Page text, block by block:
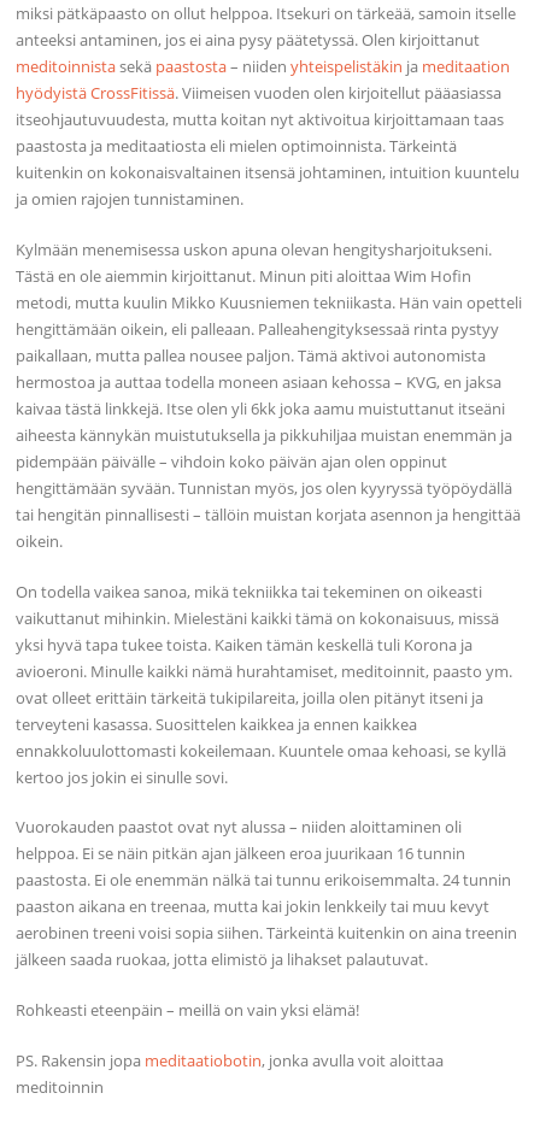
miksi pätkäpaasto on ollut helppoa. Itsekuri on tärkeää, samoin itselle
anteeksi antaminen, jos ei aina pysy päätetyssä. Olen kirjoittanut
meditoinnistasekä paastosta– niidenyhteispelistäkin ja meditaation
hyödyistä CrossFitissä. Viimeisen vuoden olen kirjoitellut pääasiassa
itseohjautuvuudesta, mutta koitan nyt aktivoitua kirjoittamaan taas
paastosta ja meditaatiosta eli mielen optimoinnista. Tärkeintä
kuitenkin on kokonaisvaltainen itsensä johtaminen, intuition kuuntelu
ja omien rajojen tunnistaminen.
Kylmään menemisessa uskon apuna olevan hengitysharjoitukseni.
Tästä en ole aiemmin kirjoittanut. Minun piti aloittaa Wim Hofin
metodi, mutta kuulin Mikko Kuusniemen tekniikasta. Hän vain opetteli
hengittämään oikein, eli palleaan. Palleahengityksessaä rinta pystyy
paikallaan, mutta pallea nousee paljon. Tämä aktivoi autonomista
hermostoa ja auttaa todella moneen asiaan kehossa – KVG, en jaksa
kaivaa tästä linkkejä. Itse olen yli 6kk joka aamu muistuttanut itseäni
aiheesta kännykän muistutuksella ja pikkuhiljaa muistan enemmän ja
pidempään päivälle – vihdoin koko päivän ajan olen oppinut
hengittämään syvään. Tunnistan myös, jos olen kyyryssä työpöydällä
tai hengitän pinnallisesti – tällöin muistan korjata asennon ja hengittää
oikein.
On todella vaikea sanoa, mikä tekniikka tai tekeminen on oikeasti
vaikuttanut mihinkin. Mielestäni kaikki tämä on kokonaisuus, missä
yksi hyvä tapa tukee toista. Kaiken tämän keskellä tuli Korona ja
avioeroni. Minulle kaikki nämä hurahtamiset, meditoinnit, paasto ym.
ovat olleet erittäin tärkeitä tukipilareita, joilla olen pitänyt itseni ja
terveyteni kasassa. Suosittelen kaikkea ja ennen kaikkea
ennakkoluulottomasti kokeilemaan. Kuuntele omaa kehoasi, se kyllä
kertoo jos jokin ei sinulle sovi.
Vuorokauden paastot ovat nyt alussa – niiden aloittaminen oli
helppoa. Ei se näin pitkän ajan jälkeen eroa juurikaan 16 tunnin
paastosta. Ei ole enemmän nälkä tai tunnu erikoisemmalta. 24 tunnin
paaston aikana en treenaa, mutta kai jokin lenkkeily tai muu kevyt
aerobinen treeni voisi sopia siihen. Tärkeintä kuitenkin on aina treenin
jälkeen saada ruokaa, jotta elimistö ja lihakset palautuvat.
Rohkeasti eteenpäin – meillä on vain yksi elämä!
PS. Rakensin jopa meditaatiobotin, jonka avulla voit aloittaa
meditoinnin